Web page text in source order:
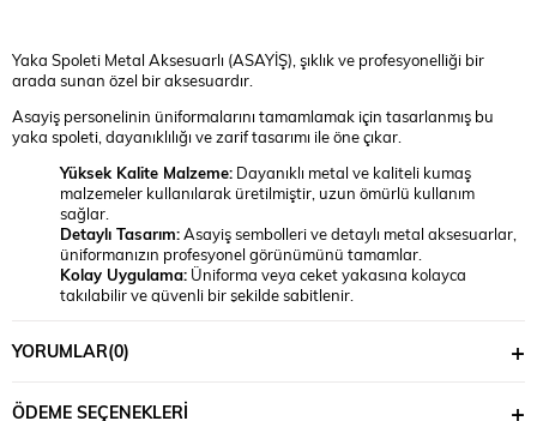
Yaka Spoleti Metal Aksesuarlı (ASAYİŞ), şıklık ve profesyonelliği bir
arada sunan özel bir aksesuardır.
Asayiş personelinin üniformalarını tamamlamak için tasarlanmış bu
yaka spoleti, dayanıklılığı ve zarif tasarımı ile öne çıkar.
Yüksek Kalite Malzeme: Dayanıklı metal ve kaliteli kumaş
malzemeler kullanılarak üretilmiştir, uzun ömürlü kullanım
sağlar.
Detaylı Tasarım:Asayiş sembolleri ve detaylı metal aksesuarlar,
üniformanızın profesyonel görünümünü tamamlar.
Kolay Uygulama: Üniforma veya ceket yakasına kolayca
takılabilir ve güvenli bir şekilde sabitlenir.
Çeşitli Kullanım Alanları:
Asayiş personeli, güvenlik görevlileri ve
Yaka Spoleti Metal Aksesuarlı (ASAYİŞ), görev esnasında kimliğinizi ve
YORUMLAR(0)
ÖDEME SEÇENEKLERI